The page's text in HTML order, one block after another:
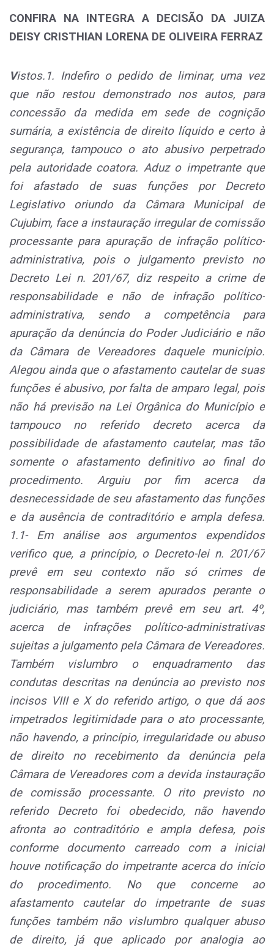
CONFIRA NA INTEGRA A DECISÃO DA JUIZA
DEISY CRISTHIAN LORENA DE OLIVEIRA FERRAZ
Vistos.1. Indefiro o pedido de liminar, uma vez
que não restou demonstrado nos autos, para
concessão da medida em sede de cognição
sumária, a existência de direito líquido e certo à
segurança, tampouco o ato abusivo perpetrado
pela autoridade coatora. Aduz o impetrante que
foi afastado de suas funções por Decreto
Legislativo oriundo da Câmara Municipal de
Cujubim, face a instauração irregular de comissão
processante para apuração de infração político-
administrativa, pois o julgamento previsto no
Decreto Lei n. 201/67, diz respeito a crime de
responsabilidade e não de infração político-
administrativa, sendo a competência para
apuração da denúncia do Poder Judiciário e não
da Câmara de Vereadores daquele município.
Alegou ainda que o afastamento cautelar de suas
funções é abusivo, por falta de amparo legal, pois
não há previsão na Lei Orgânica do Município e
tampouco no referido decreto acerca da
possibilidade de afastamento cautelar, mas tão
somente o afastamento definitivo ao final do
procedimento. Arguiu por fim acerca da
desnecessidade de seu afastamento das funções
e da ausência de contraditório e ampla defesa.
1.1- Em análise aos argumentos expendidos
verifico que, a princípio, o Decreto-lei n. 201/67
prevê em seu contexto não só crimes de
responsabilidade a serem apurados perante o
judiciário, mas também prevê em seu art. 4º,
acerca de infrações político-administrativas
sujeitas a julgamento pela Câmara de Vereadores.
Também vislumbro o enquadramento das
condutas descritas na denúncia ao previsto nos
incisos VIII e X do referido artigo, o que dá aos
impetrados legitimidade para o ato processante,
não havendo, a princípio, irregularidade ou abuso
de direito no recebimento da denúncia pela
Câmara de Vereadores com a devida instauração
de comissão processante. O rito previsto no
referido Decreto foi obedecido, não havendo
afronta ao contraditório e ampla defesa, pois
conforme documento carreado com a inicial
houve notificação do impetrante acerca do início
do procedimento. No que concerne ao
afastamento cautelar do impetrante de suas
funções também não vislumbro qualquer abuso
de direito, já que aplicado por analogia ao